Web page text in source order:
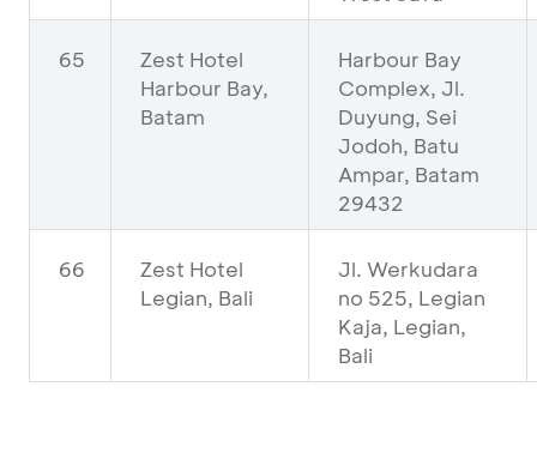
65
Zest Hotel
Harbour Bay,
Batam
Harbour Bay
Complex, Jl.
Duyung, Sei
Jodoh, Batu
Ampar, Batam
29432
66
Zest Hotel
Legian, Bali
Jl. Werkudara
no 525, Legian
Kaja, Legian,
Bali